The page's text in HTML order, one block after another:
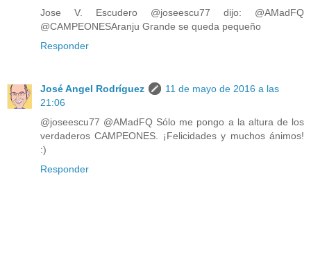
Jose V. Escudero @joseescu77 dijo: @AMadFQ
@CAMPEONESAranju Grande se queda pequeño
Responder
José Angel Rodríguez
11 de mayo de 2016 a las
21:06
@joseescu77 @AMadFQ Sólo me pongo a la altura de los
verdaderos CAMPEONES. ¡Felicidades y muchos ánimos!
:)
Responder